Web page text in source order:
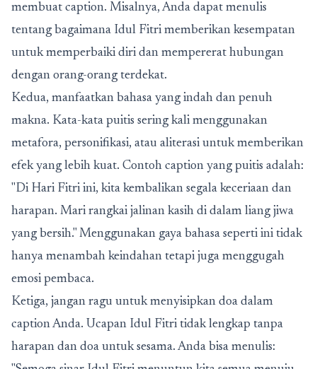
membuat caption. Misalnya, Anda dapat menulis
tentang bagaimana Idul Fitri memberikan kesempatan
untuk memperbaiki diri dan mempererat hubungan
dengan orang-orang terdekat.
Kedua, manfaatkan bahasa yang indah dan penuh
makna. Kata-kata puitis sering kali menggunakan
metafora, personifikasi, atau aliterasi untuk memberikan
efek yang lebih kuat. Contoh caption yang puitis adalah:
"Di Hari Fitri ini, kita kembalikan segala keceriaan dan
harapan. Mari rangkai jalinan kasih di dalam liang jiwa
yang bersih." Menggunakan gaya bahasa seperti ini tidak
hanya menambah keindahan tetapi juga menggugah
emosi pembaca.
Ketiga, jangan ragu untuk menyisipkan doa dalam
caption Anda. Ucapan Idul Fitri tidak lengkap tanpa
harapan dan doa untuk sesama. Anda bisa menulis: